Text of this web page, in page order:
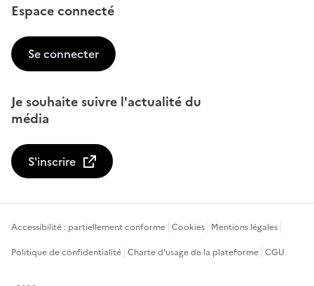
Espace connecté
Se connecter
Je souhaite suivre l'actualité du
média
S'inscrire
Accessibilité : partiellement conforme Cookies Mentions légales
Politique de confidentialité Charte d'usage de la plateforme CGU